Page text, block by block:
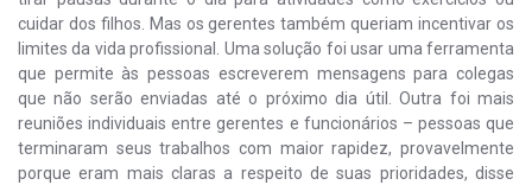
cuidar dos filhos. Mas os gerentes também queriam incentivar os
limites da vida profissional. Uma solução foi usar uma ferramenta
que permite às pessoas escreverem mensagens para colegas
que não serão enviadas até o próximo dia útil. Outra foi mais
reuniões individuais entre gerentes e funcionários – pessoas que
terminaram seus trabalhos com maior rapidez, provavelmente
porque eram mais claras a respeito de suas prioridades, disse